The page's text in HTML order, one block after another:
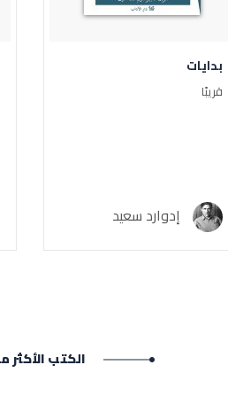
بدايات
قريبًا
إدوارد سعيد
الكتب الأكثر